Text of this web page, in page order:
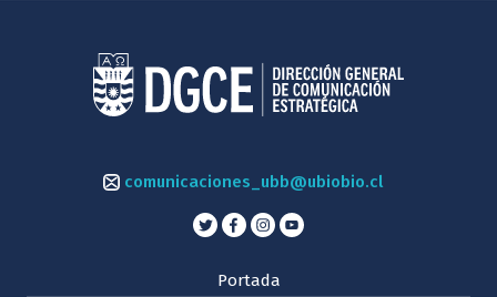
comunicaciones_ubb@ubiobio.cl
Portada